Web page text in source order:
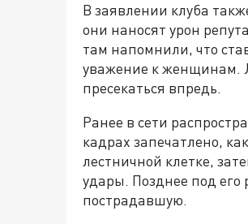
В заявлении клуба
они наносят урон
там напомнили, что
уважение к женщинам.
пресекаться впредь.
Ранее в сети
кадрах запечатлено,
лестничной клетке,
удары. Позднее под его
пострадавшую.